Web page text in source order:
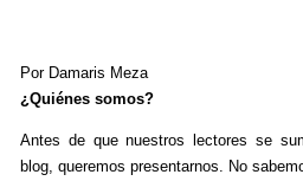
o
k
Por Damaris Meza
¿Quiénes somos?
Antes de que nuestros lectores se
blog, queremos presentarnos. No